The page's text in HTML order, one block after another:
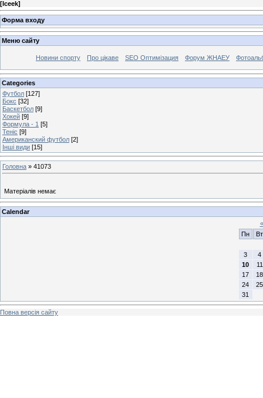
[Iceek]
Форма входу
Меню сайту
Новини спорту Про цікаве SEO Оптимізация Форум ЖНАЕУ
Categories
Футбол [127]
Бокс [32]
Баскетбол [9]
Хокей [9]
Формула - 1 [5]
Теніс [9]
Американский футбол [2]
Інші види [15]
Головна » 41073
Матеріалів немає
Calendar
«
Пн
Вт
3
4
10
11
17
18
24
25
31
Повна версія сайту